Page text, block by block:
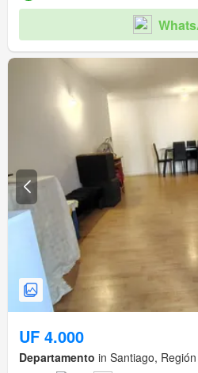
UF 4.000
Departamento in Santiago,